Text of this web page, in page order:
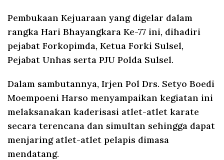
Pembukaan Kejuaraan yang digelar dalam
rangka Hari Bhayangkara Ke-77 ini, dihadiri
pejabat Forkopimda, Ketua Forki Sulsel,
Pejabat Unhas serta PJU Polda Sulsel.
Dalam sambutannya, Irjen Pol Drs. Setyo Boedi
Moempoeni Harso menyampaikan kegiatan ini
melaksanakan kaderisasi atlet-atlet karate
secara terencana dan simultan sehingga dapat
menjaring atlet-atlet pelapis dimasa
mendatang.